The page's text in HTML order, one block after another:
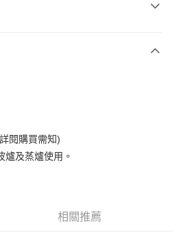
閱購買需知)
爐及蒸爐使用。
相關推薦